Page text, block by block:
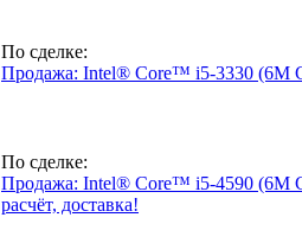
По сделке:
Продажа: Intel® Core™ i5-3330 (6M
По сделке:
Продажа: Intel® Core™ i5-4590 (6M
расчёт, доставка!